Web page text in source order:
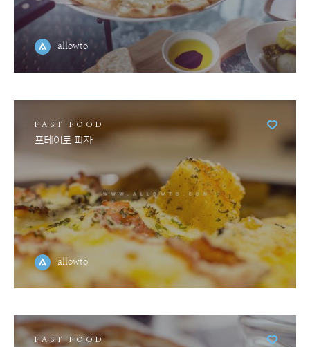
allowto
FAST FOOD
포테이토 피자
allowto
FAST FOOD